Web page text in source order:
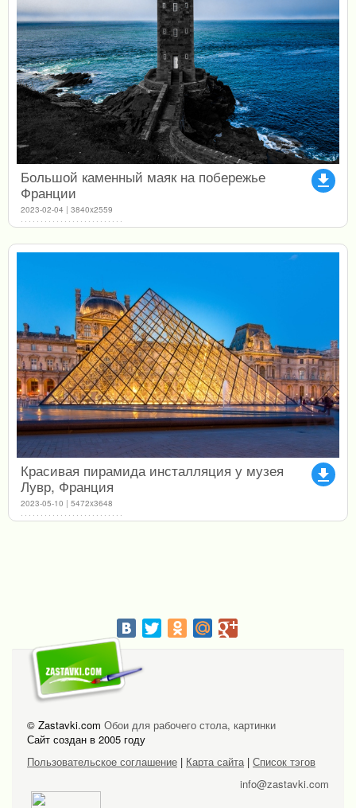
file_download
Большой каменный маяк на побережье
Франции
2023-02-04 | 3840x2559
file_download
Красивая пирамида инсталляция у музея
Лувр, Франция
2023-05-10 | 5472x3648
© Zastavki.com Обои для рабочего стола, картинки
Сайт создан в 2005 году
Пользовательское соглашение | Карта сайта| Список тэгов
info@zastavki.com